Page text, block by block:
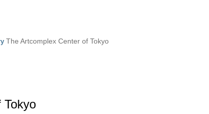
The Artcomplex Center of Tokyo
Tokyo